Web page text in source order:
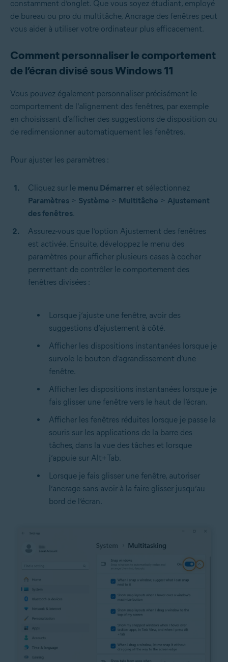
constamment d’onglet. Que vous soyez étudiant, employé
de bureau ou pro du multitâche, Ancrage des fenêtres peut
vous aider à utiliser votre ordinateur plus efficacement.
Comment personnaliser le comportement
de l’écran divisé sous Windows 11
Vous pouvez également personnaliser précisément le
comportement de l’alignement des fenêtres, par exemple
en choisissant d’afficher des suggestions de disposition ou
de redimensionner automatiquement les fenêtres.
Pour ajuster les paramètres :
Cliquez sur le menu Démarrer et sélectionnez
Paramètres > Système > Multitâche > Ajustement
des fenêtres.
Assurez-vous que l’option Ajustement des fenêtres
est activée. Ensuite, développez le menu des
paramètres pour afficher plusieurs cases à cocher
permettant de contrôler le comportement des
fenêtres divisées :
Lorsque j’ajuste une fenêtre, avoir des
suggestions d’ajustement à côté.
Afficher les dispositions instantanées lorsque je
survole le bouton d’agrandissement d’une
fenêtre.
Afficher les dispositions instantanées lorsque je
fais glisser une fenêtre vers le haut de l’écran.
Afficher les fenêtres réduites lorsque je passe la
souris sur les applications de la barre des
tâches, dans la vue des tâches et lorsque
j’appuie sur Alt+Tab.
Lorsque je fais glisser une fenêtre, autoriser
l’ancrage sans avoir à la faire glisser jusqu’au
bord de l’écran.